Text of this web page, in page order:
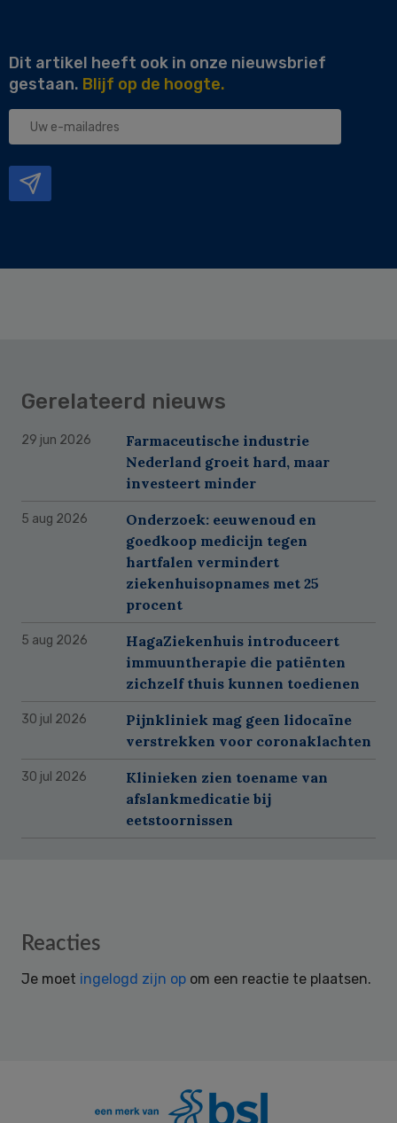
Dit artikel heeft ook in onze nieuwsbrief
gestaan. Blijf op de hoogte.
Uw
Gerelateerd nieuws
29 jun 2026
Farmaceutische industrie
Nederland groeit hard, maar
investeert minder
5 aug 2026
Onderzoek: eeuwenoud en
goedkoop medicijn tegen
hartfalen vermindert
ziekenhuisopnames met 25
procent
5 aug 2026
HagaZiekenhuis introduceert
immuuntherapie die patiënten
zichzelf thuis kunnen toedienen
30 jul 2026
Pijnkliniek mag geen lidocaïne
verstrekken voor coronaklachten
30 jul 2026
Klinieken zien toename van
afslankmedicatie bij
eetstoornissen
Reader
Reacties
Je moet ingelogd zijn op om een reactie te plaatsen.